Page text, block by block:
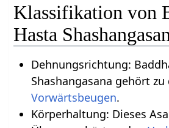
Klassifikation von
Hasta
Dehnungsrichtung:
Shashangasana gehört zu
Vorwärtsbeugen.
Körperhaltung: Dieses